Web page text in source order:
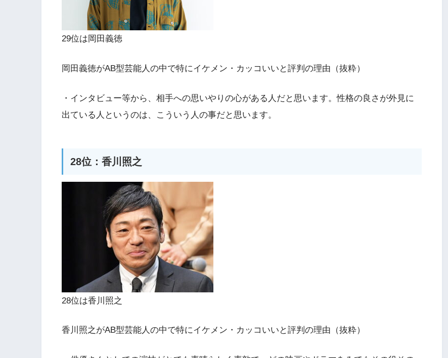
29位は岡田義徳
岡田義徳がAB型芸能人の中で特にイケメン・カッコいいと評判の理由（抜粋）
・インタビュー等から、相手への思いやりの心がある人だと思います。性格の良さが外見に
出ている人というのは、こういう人の事だと思います。
28位：香川照之
28位は香川照之
香川照之がAB型芸能人の中で特にイケメン・カッコいいと評判の理由（抜粋）